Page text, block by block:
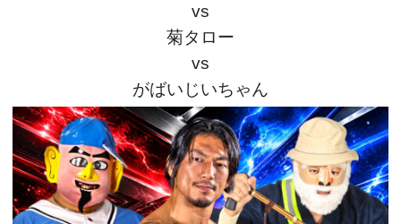
vs
菊タロー
vs
がばいじいちゃん